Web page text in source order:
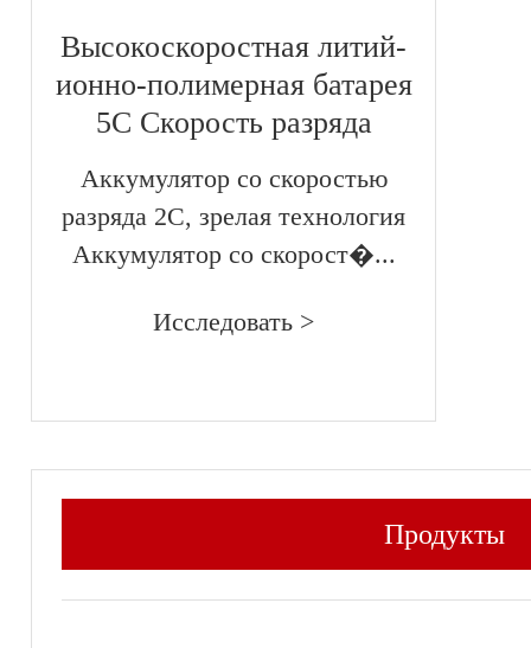
Высокоскоростная литий-
ионно-полимерная батарея
5C Скорость разряда
Аккумулятор со скоростью
разряда 2C, зрелая технология
Аккумулятор со скорост�...
Исследовать >
Продукты